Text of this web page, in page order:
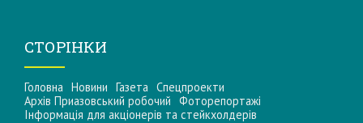
СТОРІНКИ
Головна Новини Газета Спецпроекти
Архів Приазовський робочий Фоторепортажі
Інформацiя для акцiонерiв та стейкхолдерiв